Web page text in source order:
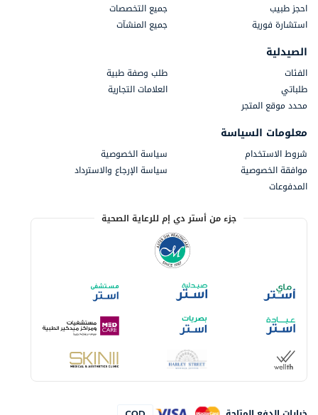
احجز طبيب
جميع التخصصات
استشارة فورية
جميع المنشآت
الصيدلية
الفئات
طلب وصفة طبية
طلباتي
العلامات التجارية
محدد موقع المتجر
معلومات السياسة
شروط الاستخدام
سياسة الخصوصية
موافقة الخصوصية
سياسة الإرجاع والاسترداد
المدفوعات
جزء من أستر دي إم للرعاية الصحية